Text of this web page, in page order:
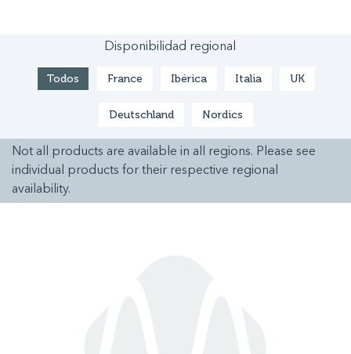
Disponibilidad regional
Todos France Ibérica Italia UK
Deutschland Nordics
Not all products are available in all regions. Please see
individual products for their respective regional
availability.